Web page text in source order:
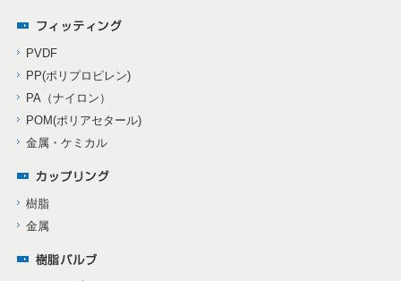
PVDF
PP(ポリプロピレン)
PA（ナイロン）
POM(ポリアセタール)
金属・ケミカル
樹脂
金属